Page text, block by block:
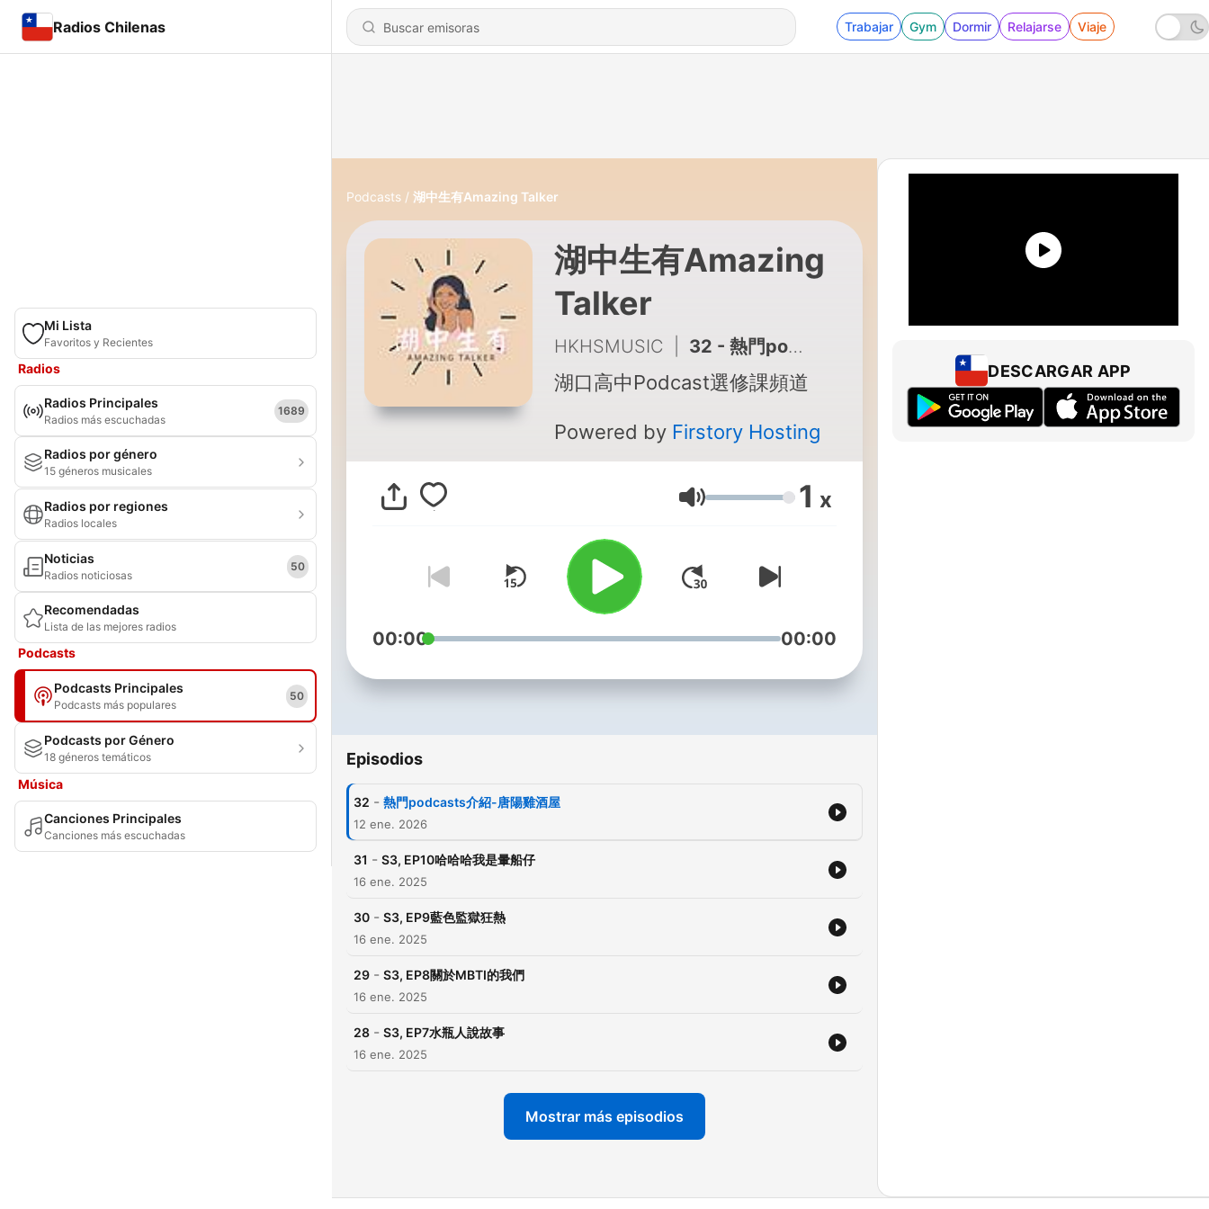
Radios Chilenas Trabajar Gym Dormir Relajarse Viaje
Mi Lista
Favoritos y Recientes
Radios
Radios Principales
Radios más escuchadas
1689
Radios por género
15 géneros musicales
Radios por regiones
Radios locales
Noticias
Radios noticiosas
50
Recomendadas
Lista de las mejores radios
Podcasts
Podcasts Principales
Podcasts más populares
50
Podcasts por Género
18 géneros temáticos
Música
Canciones Principales
Canciones más escuchadas
Podcasts 湖中生有Amazing Talker
湖中生有Amazing
Talker
HKHSMUSIC 32 - 熱門podcasts介紹-唐陽雞酒屋
湖口高中Podcast選修課頻道
Powered by Firstory Hosting
Volumen 1 x
00:00 00:00
Episodios
32 - 熱門podcasts介紹-唐陽雞酒屋
12 ene. 2026
31 - S3, EP10哈哈哈我是暈船仔
16 ene. 2025
30 - S3, EP9藍色監獄狂熱
16 ene. 2025
29 - S3, EP8關於MBTI的我們
16 ene. 2025
28 - S3, EP7水瓶人說故事
16 ene. 2025
Mostrar más episodios
DESCARGAR APP